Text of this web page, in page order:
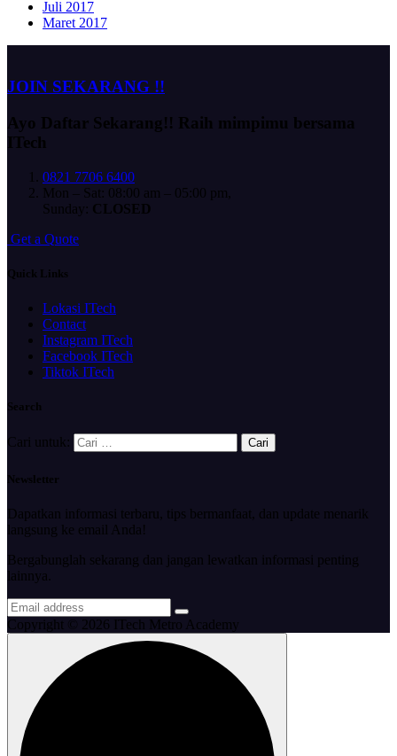
Juli 2017
Maret 2017
JOIN SEKARANG !!
Ayo Daftar Sekarang!! Raih mimpimu bersama
ITech
0821 7706 6400
Mon – Sat: 08:00 am – 05:00 pm,
Sunday: CLOSED
Get a Quote
Quick Links
Lokasi ITech
Contact
Instagram ITech
Facebook ITech
Tiktok ITech
Search
Cari untuk:
Newsletter
Dapatkan informasi terbaru, tips bermanfaat, dan update menarik
langsung ke email Anda!
Bergabunglah sekarang dan jangan lewatkan informasi penting
lainnya.
Copyright © 2026 ITech Metro Academy